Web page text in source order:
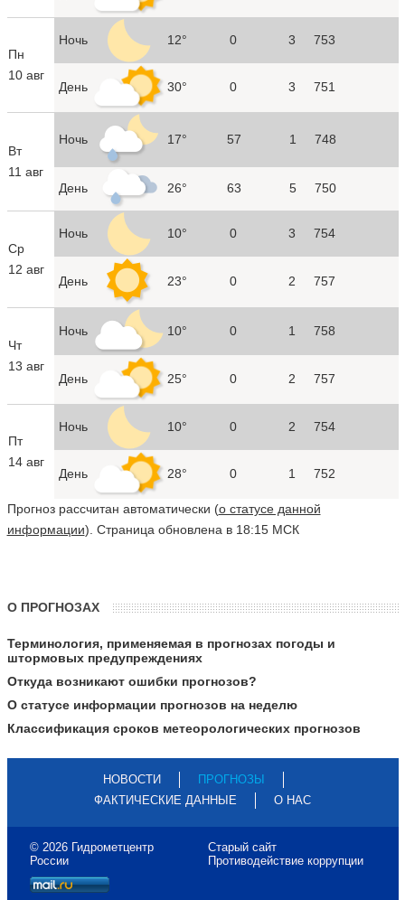
Пн
10 авг
Ночь 12° 0 3 753
День 30° 0 3 751
Вт
11 авг
Ночь 17° 57 1 748
День 26° 63 5 750
Ср
12 авг
Ночь 10° 0 3 754
День 23° 0 2 757
Чт
13 авг
Ночь 10° 0 1 758
День 25° 0 2 757
Пт
14 авг
Ночь 10° 0 2 754
День 28° 0 1 752
Прогноз рассчитан автоматически (о статусе данной
информации). Страница обновлена в 18:15 МСК
О ПРОГНОЗАХ
Терминология, применяемая в прогнозах погоды и
штормовых предупреждениях
Откуда возникают ошибки прогнозов?
О статусе информации прогнозов на неделю
Классификация сроков метеорологических прогнозов
НОВОСТИ
ПРОГНОЗЫ
ФАКТИЧЕСКИЕ ДАННЫЕ
О НАС
© 2026 Гидрометцентр
России
Старый сайт
Противодействие коррупции